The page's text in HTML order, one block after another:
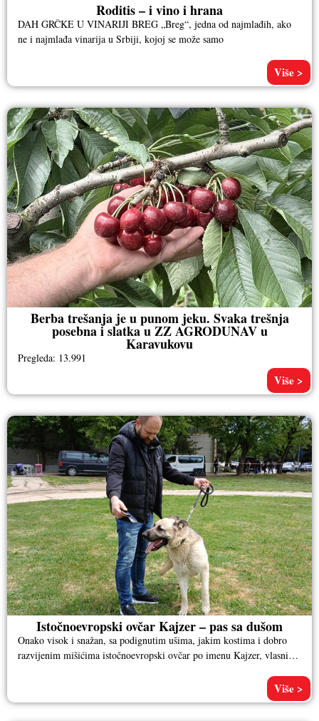
Roditis – i vino i hrana
DAH GRČKE U VINARIJI BREG „Breg“, jedna od najmlađih, ako
ne i najmlađa vinarija u Srbiji, kojoj se može samo
Više >
Berba trešanja je u punom jeku. Svaka trešnja
posebna i slatka u ZZ AGRODUNAV u
Karavukovu
Pregleda: 13.991
Više >
Istočnoevropski ovčar Kajzer – pas sa dušom
Onako visok i snažan, sa podignutim ušima, jakim kostima i dobro
razvijenim mišićima istočnoevropski ovčar po imenu Kajzer, vlasnika
Više >